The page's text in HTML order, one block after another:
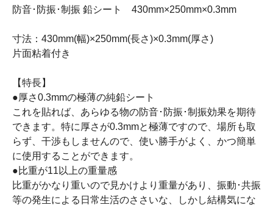
防音･防振･制振 鉛シート 430mm×250mm×0.3mm
寸法：430mm(幅)×250mm(長さ)×0.3mm(厚さ)
片面粘着付き
【特長】
●厚さ0.3mmの極薄の純鉛シート
これを貼れば、あらゆる物の防音･防振･制振効果を期待
できます。特に厚さが0.3mmと極薄ですので、場所も取
らず、干渉もしませんので、使い勝手がよく、かつ簡単
に使用することができます。
●比重が11以上の重量感
比重がかなり重いので見かけより重量があり、振動･共振
等の発生による日常生活のささいな、しかし結構気にな